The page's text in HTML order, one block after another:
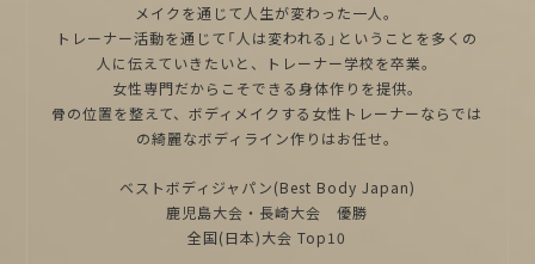
メイクを通じて人生が変わった一人。
トレーナー活動を通じて「人は変われる」ということを多くの
人に伝えていきたいと、トレーナー学校を卒業。
女性専門だからこそできる身体作りを提供。
骨の位置を整えて、ボディメイクする女性トレーナーならでは
の綺麗なボディライン作りはお任せ。
ベストボディジャパン(Best Body Japan)
鹿児島大会・長崎大会 優勝
全国(日本)大会 Top10